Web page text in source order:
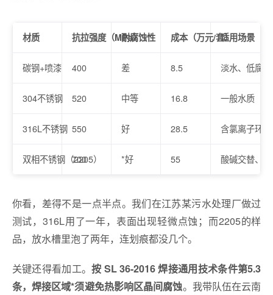
材质 抗拉强度（MPa）
耐腐蚀性 成本（万元/套）适用场景
碳钢+喷漆 400 差 8.5 淡水、低腐蚀
304不锈钢 520 中等 16.8 一般水质
316L不锈钢 550 好 28.5 含氯离子环境
双相不锈钢（2205）
700 *好 55 酸碱交替、
你看，差得不是一点半点。我们在江苏某污水处理厂做过
测试，316L用了一年，表面出现轻微点蚀；而2205的样
品，放水槽里泡了两年，连划痕都没几个。
关键还得看加工。按 SL 36-2016 焊接通用技术条件第5.3
条，焊接区域*须避免热影响区晶间腐蚀。我带队伍在云南